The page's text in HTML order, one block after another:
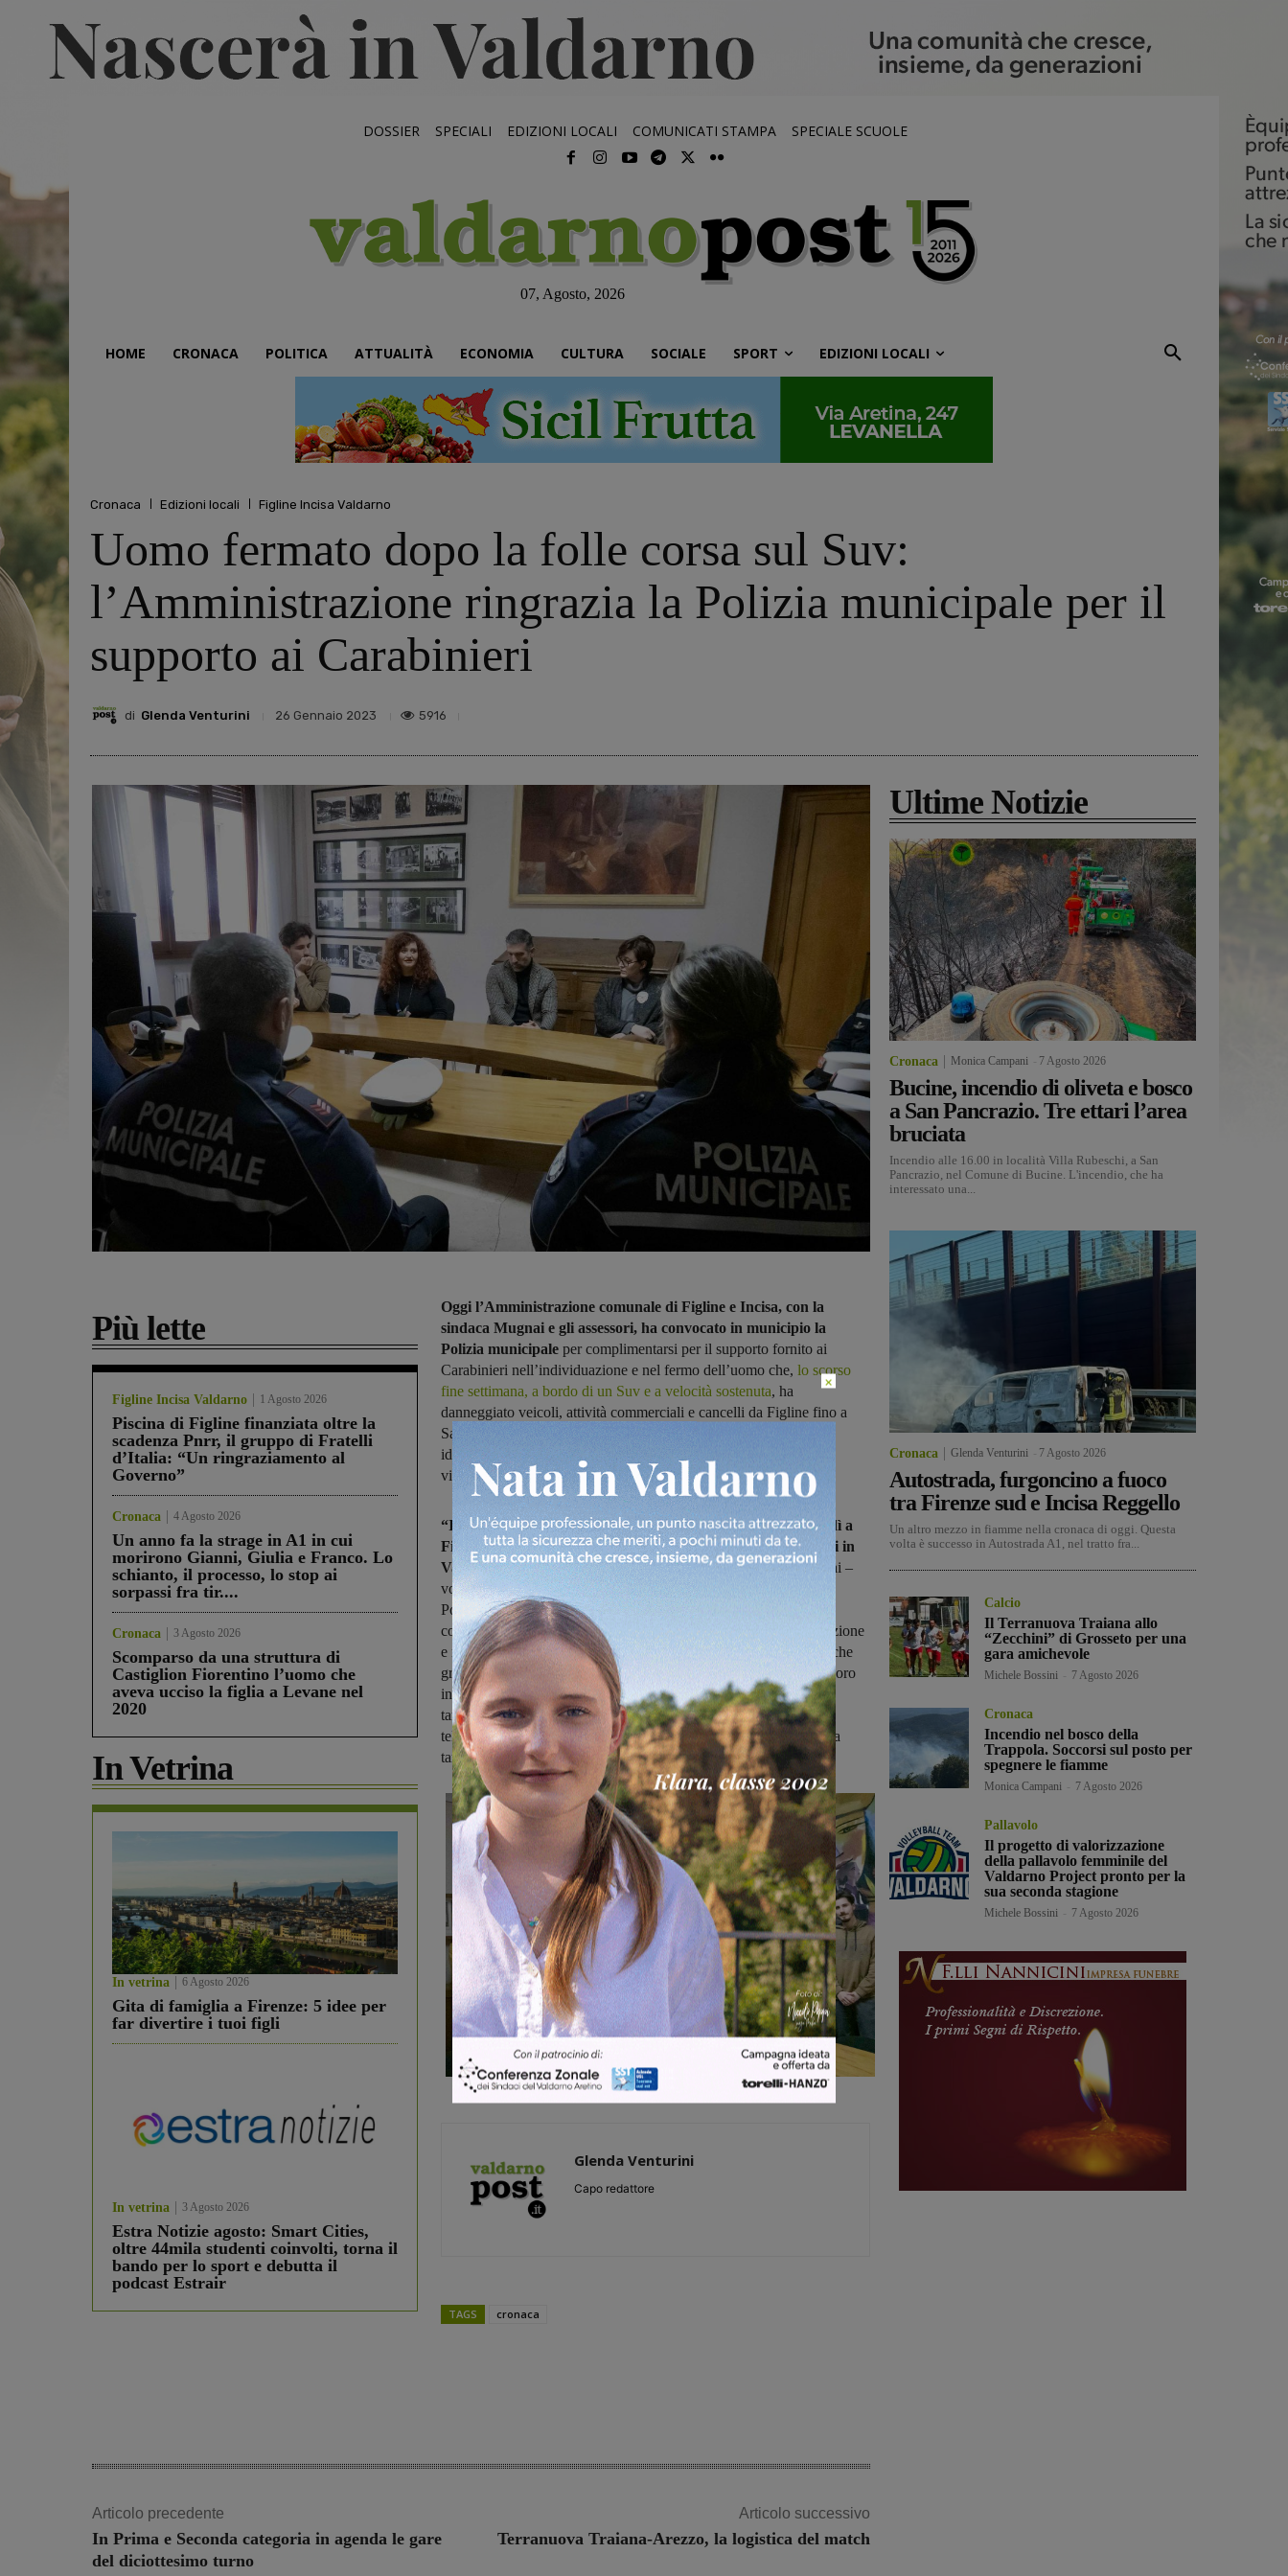
DOSSIER SPECIALI EDIZIONI LOCALI COMUNICATI STAMPA SPECIALE SCUOLE
07, Agosto, 2026
HOME CRONACA POLITICA ATTUALITÀ ECONOMIA CULTURA SOCIALE SPORT EDIZIONI LOCALI
Cronaca Edizioni locali Figline Incisa Valdarno
Uomo fermato dopo la folle corsa sul Suv:
l’Amministrazione ringrazia la Polizia municipale per il
supporto ai Carabinieri
di Glenda Venturini 26 Gennaio 2023 5916
Più lette
Figline Incisa Valdarno 1 Agosto 2026
Piscina di Figline finanziata oltre la
scadenza Pnrr, il gruppo di Fratelli
d’Italia: “Un ringraziamento al
Governo”
Cronaca 4 Agosto 2026
Un anno fa la strage in A1 in cui
morirono Gianni, Giulia e Franco. Lo
schianto, il processo, lo stop ai
sorpassi fra tir....
Cronaca 3 Agosto 2026
Scomparso da una struttura di
Castiglion Fiorentino l’uomo che
aveva ucciso la figlia a Levane nel
2020
In Vetrina
In vetrina 6 Agosto 2026
Gita di famiglia a Firenze: 5 idee per
far divertire i tuoi figli
In vetrina 3 Agosto 2026
Estra Notizie agosto: Smart Cities,
oltre 44mila studenti coinvolti, torna il
bando per lo sport e debutta il
podcast Estrair
Oggi l’Amministrazione comunale di Figline e Incisa, con la
sindaca Mugnai e gli assessori, ha convocato in municipio la
Polizia municipale per complimentarsi per il supporto fornito ai
Carabinieri nell’individuazione e nel fermo dell’uomo che, lo scorso
fine settimana, a bordo di un Suv e a velocità sostenuta, ha
danneggiato veicoli, attività commerciali e cancelli da Figline fino a
San Giovanni, passando per Pian di Scò e Faella. La sua
identificazione infatti è stata possibile anche grazie al sistema di
videosorveglianza comunale.
“In riferimento alla vicenda dell’automobilista, fermato lunedì a
Figline dopo aver provocato danni a vari esercizi commerciali in
Valdarno a bordo di un Suv –ha detto la sindaca Giulia Mugnai –
vorrei ringraziare a nome di tutta l’Amministrazione comunale, la
Polizia municipale di Figline e Incisa Valdarno, che ha fornito un
contributo fondamentale supportando i Carabinieri nell’individuazione
e nel fermo del responsabile. Un’identificazione resa possibile anche
grazie al sistema di videosorveglianza comunale che, grazie al lavoro
iniziato fin dal 2017, conta già 33 telecamere e 6 portali di lettura
targhe e che sarà implementato nel 2023 con l’arrivo di tre nuove
telecamere di contesto nei due capoluoghi e nuovi portali di lettura
targhe negli accessi alla città”.
Glenda Venturini
Capo redattore
TAGS cronaca
Articolo precedente
In Prima e Seconda categoria in agenda le gare
del diciottesimo turno
Articolo successivo
Terranuova Traiana-Arezzo, la logistica del match
Ultime Notizie
Cronaca Monica Campani 7 Agosto 2026
Bucine, incendio di oliveta e bosco
a San Pancrazio. Tre ettari l’area
bruciata
Incendio alle 16.00 in località Villa Rubeschi, a San
Pancrazio, nel Comune di Bucine. L'incendio, che ha
interessato una...
Cronaca Glenda Venturini 7 Agosto 2026
Autostrada, furgoncino a fuoco
tra Firenze sud e Incisa Reggello
Un altro mezzo in fiamme nella cronaca di oggi. Questa
volta è successo in Autostrada A1, nel tratto fra...
Calcio
Il Terranuova Traiana allo
“Zecchini” di Grosseto per una
gara amichevole
Michele Bossini 7 Agosto 2026
Cronaca
Incendio nel bosco della
Trappola. Soccorsi sul posto per
spegnere le fiamme
Monica Campani 7 Agosto 2026
Pallavolo
Il progetto di valorizzazione
della pallavolo femminile del
Valdarno Project pronto per la
sua seconda stagione
Michele Bossini 7 Agosto 2026
×